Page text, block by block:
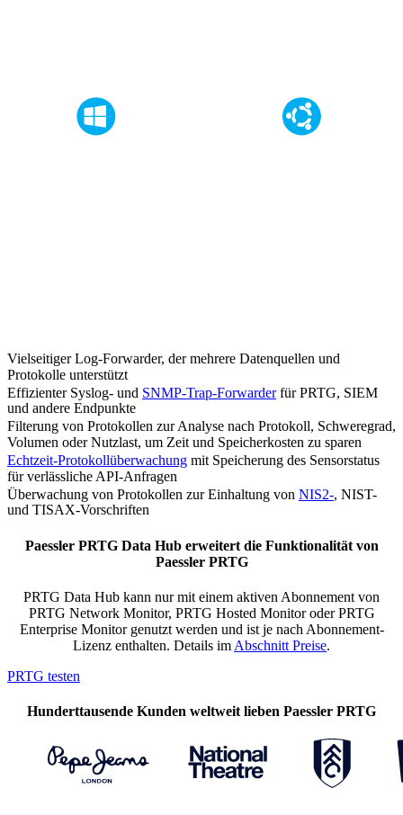
Vielseitiger Log-Forwarder, der mehrere Datenquellen und
Protokolle unterstützt
Effizienter Syslog- und SNMP-Trap-Forwarderfür PRTG, SIEM
und andere Endpunkte
Filterung von Protokollen zur Analyse nach Protokoll, Schweregrad,
Volumen oder Nutzlast, um Zeit und Speicherkosten zu sparen
Echtzeit-Protokollüberwachung mit Speicherung des Sensorstatus
für verlässliche API-Anfragen
Überwachung von Protokollen zur Einhaltung von NIS2- , NIST-
und TISAX-Vorschriften
Paessler PRTG Data Hub erweitert die Funktionalität von
Paessler PRTG
PRTG Data Hub kann nur mit einem aktiven Abonnement von
PRTG Network Monitor, PRTG Hosted Monitor oder PRTG
Enterprise Monitor genutzt werden und ist je nach Abonnement-
Lizenz enthalten. Details im Abschnitt Preise.
PRTG testen
Hunderttausende Kunden weltweit lieben Paessler PRTG